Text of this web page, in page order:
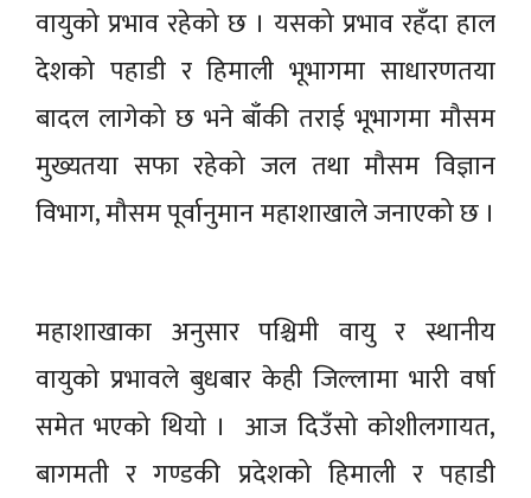
वायुको प्रभाव रहेको छ । यसको प्रभाव रहँदा हाल
देशको पहाडी र हिमाली भूभागमा साधारणतया
बादल लागेको छ भने बाँकी तराई भूभागमा मौसम
मुख्यतया सफा रहेको जल तथा मौसम विज्ञान
विभाग, मौसम पूर्वानुमान महाशाखाले जनाएको छ ।
महाशाखाका अनुसार पश्चिमी वायु र स्थानीय
वायुको प्रभावले बुधबार केही जिल्लामा भारी वर्षा
समेत भएको थियो । आज दिउँसो कोशीलगायत,
बागमती र गण्डकी प्रदेशको हिमाली र पहाडी